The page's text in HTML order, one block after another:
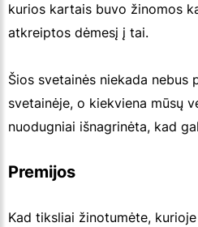
kurios kartais buvo žinomos
atkreiptos dėmesį į tai.
Šios svetainės niekada nebus
svetainėje, o kiekviena mūsų
nuodugniai išnagrinėta, kad
Premijos
Kad tiksliai žinotumėte,